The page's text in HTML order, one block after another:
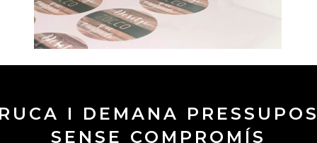
I DEMANA
SENSE COMPROMÍS